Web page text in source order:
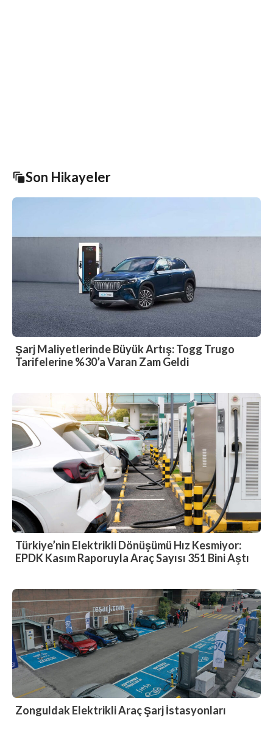
Son Hikayeler
Şarj Maliyetlerinde Büyük Artış: Togg Trugo
Tarifelerine %30’a Varan Zam Geldi
Türkiye’nin Elektrikli Dönüşümü Hız Kesmiyor:
EPDK Kasım Raporuyla Araç Sayısı 351 Bini Aştı
Zonguldak Elektrikli Araç Şarj İstasyonları